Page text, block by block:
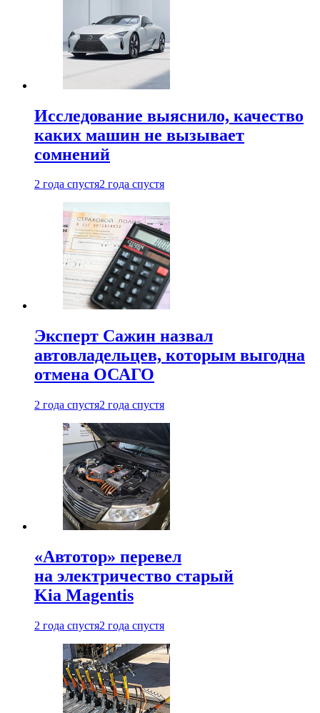
Исследование выяснило, качество
каких машин не вызывает
сомнений
2 года спустя2 года спустя
Эксперт Сажин назвал
автовладельцев, которым выгодна
отмена ОСАГО
2 года спустя2 года спустя
«Автотор» перевел
на электричество старый
Kia Magentis
2 года спустя2 года спустя